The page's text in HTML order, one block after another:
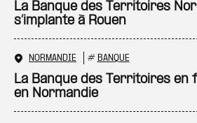
La Banque des Territoires
s’implante à Rouen
NORMANDIE # BANQUE
La Banque des Territoires en
en Normandie